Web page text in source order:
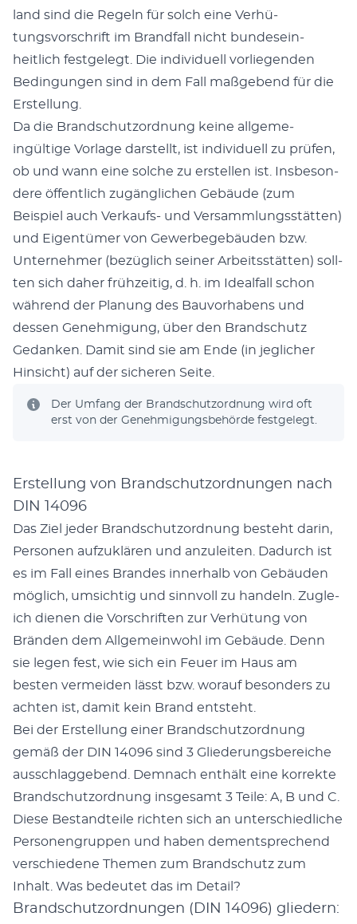
land sind die Regeln für solch eine Ver­hü­
tungsvorschrift im Brand­fall nicht bun­de­sein­
heitlich fest­gelegt. Die indi­vidu­ell vor­liegen­den
Bedin­gun­gen sind in dem Fall maßgebend für die
Erstel­lung.
Da die Brand­schut­zord­nung keine all­ge­me­
ingültige Vor­lage darstellt, ist indi­vidu­ell zu prüfen,
ob und wann eine solche zu erstellen ist. Ins­beson­
dere öffentlich zugänglichen Gebäude (zum
Beispiel auch Verkaufs- und Ver­samm­lungsstät­ten)
und Eigen­tümer von Gewer­bege­bäu­den bzw.
Unternehmer (bezüglich sein­er Arbeitsstät­ten) soll­
ten sich daher frühzeit­ig, d. h. im Ide­al­fall schon
während der Pla­nung des Bau­vorhabens und
dessen Genehmi­gung, über den Brand­schutz
Gedanken. Damit sind sie am Ende (in jeglich­er
Hin­sicht) auf der sicheren Seite.
Der Umfang der Brand­schut­zord­nung wird oft
erst von der Genehmi­gungs­be­hörde fest­gelegt.
Erstellung von Brandschutzordnungen nach
DIN 14096
Das Ziel jed­er Brand­schut­zord­nung beste­ht darin,
Per­so­n­en aufzuk­lären und anzuleit­en. Dadurch ist
es im Fall eines Bran­des inner­halb von Gebäu­den
möglich, umsichtig und sin­nvoll zu han­deln. Zugle­
ich dienen die Vorschriften zur Ver­hü­tung von
Brän­den dem All­ge­mein­wohl im Gebäude. Denn
sie leg­en fest, wie sich ein Feuer im Haus am
besten ver­mei­den lässt bzw. worauf beson­ders zu
acht­en ist, damit kein Brand entste­ht.
Bei der Erstel­lung ein­er Brand­schut­zord­nung
gemäß der DIN 14096 sind 3 Gliederungs­bere­iche
auss­chlaggebend. Dem­nach enthält eine kor­rek­te
Brand­schut­zord­nung ins­ge­samt 3 Teile: A, B und C.
Diese Bestandteile richt­en sich an unter­schiedliche
Per­so­n­en­grup­pen und haben dementsprechend
ver­schiedene The­men zum Brand­schutz zum
Inhalt. Was bedeutet das im Detail?
Brandschutzordnungen (DIN 14096) gliedern: